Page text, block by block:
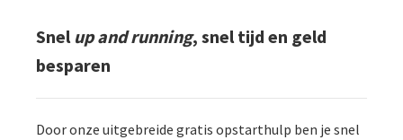
Snel up and running, snel tijd en geld
besparen
Door onze uitgebreide gratis opstarthulp ben je snel